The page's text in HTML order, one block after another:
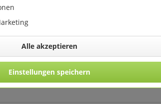
Jardiniere Orchidee 26 cm Jardiniere
Alle akzeptieren
Einstellungen speichern